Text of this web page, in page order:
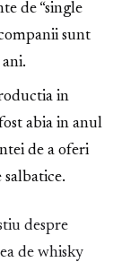
de “single
sunt
in
abia in anul
de a oferi
despre
de whisky